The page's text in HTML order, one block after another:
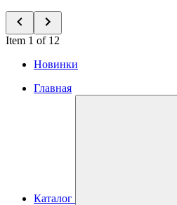
Item 1 of 12
Новинки
Главная
Каталог